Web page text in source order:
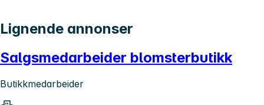
Lignende annonser
Salgsmedarbeider blomsterbutikk
Butikkmedarbeider